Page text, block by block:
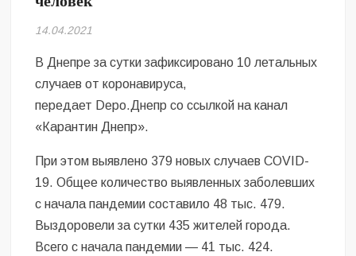
Безугла закликає валити Сирського
сучасну моду
Командувач ВМС Неїжпапа закликав не дестабілізувати ситуацію
навколо керівництва армії
14.04.2021
В Днепре за сутки зафиксировано 10 летальных
случаев от коронавируса,
передает Depo.Днепр со ссылкой на канал
«Карантин Днепр».
При этом выявлено 379 новых случаев COVID-
19. Общее количество выявленных заболевших
с начала пандемии составило 48 тыс. 479.
Выздоровели за сутки 435 жителей города.
Всего с начала пандемии — 41 тыс. 424.